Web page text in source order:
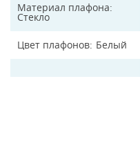
Материал плафона
Стекло
Цвет плафонов Белый